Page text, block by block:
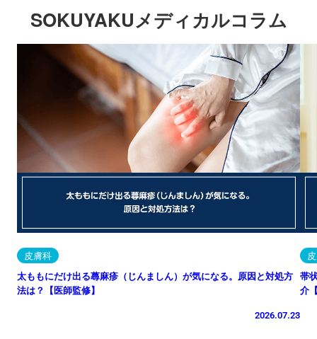
SOKUYAKUメディカルコラム
皮膚科
太ももにだけ出る蕁麻疹（じんましん）が気になる。原因と対処方
法は？【医師監修】
2026.07.23
帯
介